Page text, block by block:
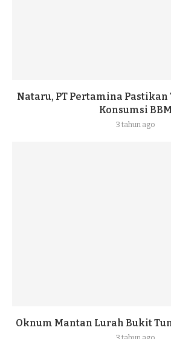
Nataru, PT Pertamina
Konsumsi BBM
3 tahun ago
Oknum Mantan Lurah Bukit